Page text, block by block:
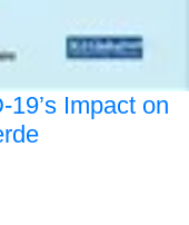
Impact on